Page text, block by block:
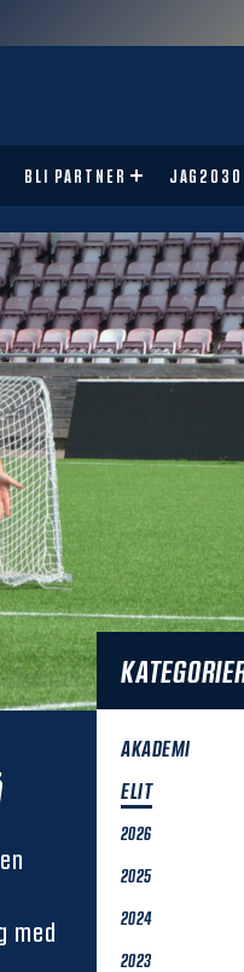
BLI PARTNER JAG2030
med
AKADEMI
ELIT
2026
2025
2024
2023